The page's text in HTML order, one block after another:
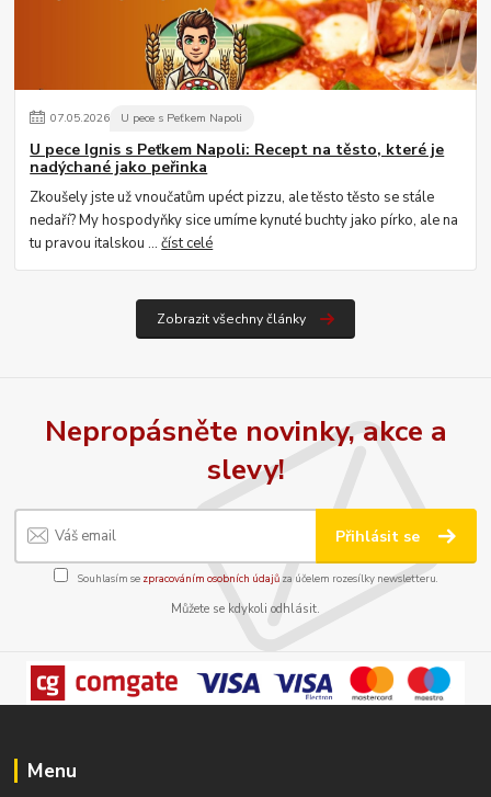
07.05.2026 U pece s Peťkem Napoli
U pece Ignis s Peťkem Napoli: Recept na těsto, které je
nadýchané jako peřinka
Zkoušely jste už vnoučatům upéct pizzu, ale těsto těsto se stále
nedaří? My hospodyňky sice umíme kynuté buchty jako pírko, ale na
tu pravou italskou ...číst celé
Zobrazit všechny články
Nepropásněte novinky, akce a
slevy!
Přihlásit se
Souhlasím se zpracováním osobních údajůza účelem rozesílky newsletteru.
Můžete se kdykoli odhlásit.
Menu